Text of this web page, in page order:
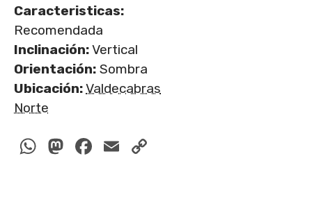
Caracteristicas:
Recomendada
Inclinación:Vertical
Orientación: Sombra
Ubicación:Valdecabras
Norte
WhatsApp
Mastodon
Facebook
Email